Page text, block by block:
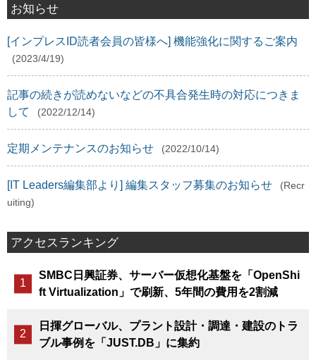
お知らせ
[インプレスID読者会員の皆様へ] 機能強化に関するご案内
(2023/4/19)
記事の続きが読めないなどの不具合発生時の対応につきま
して
(2022/12/14)
定期メンテナンスのお知らせ (2022/10/14)
[IT Leaders編集部より] 編集スタッフ募集のお知らせ
(Recr
uiting)
アクセスランキング
SMBC日興証券、サーバー仮想化基盤を「OpenShi
ft Virtualization」で刷新、5年間の費用を2割減
日揮グローバル、プラント設計・調達・建設のトラ
ブル事例を「JUST.DB」に集約